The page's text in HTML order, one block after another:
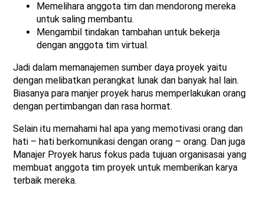
Memelihara anggota tim dan mendorong mereka
untuk saling membantu.
Mengambil tindakan tambahan untuk bekerja
dengan anggota tim virtual.
Jadi dalam memanajemen sumber daya proyek yaitu
dengan melibatkan perangkat lunak dan banyak hal lain.
Biasanya para manjer proyek harus memperlakukan orang
dengan pertimbangan dan rasa hormat.
Selain itu memahami hal apa yang memotivasi orang dan
hati – hati berkomunikasi dengan orang – orang. Dan juga
Manajer Proyek harus fokus pada tujuan organisasai yang
membuat anggota tim proyek untuk memberikan karya
terbaik mereka.